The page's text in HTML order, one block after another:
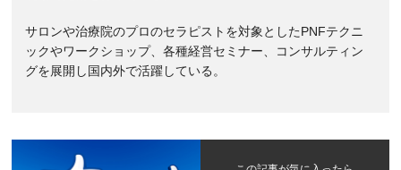
サロンや治療院のプロのセラピストを対象としたPNFテクニ
ックやワークショップ、各種経営セミナー、コンサルティン
グを展開し国内外で活躍している。